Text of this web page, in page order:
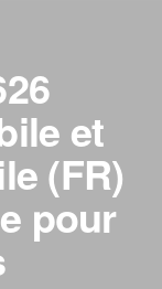
et
(FR)
pour